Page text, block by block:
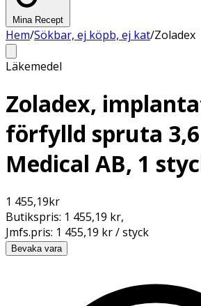
Mina Recept
Hem/Sökbar, ej köpb, ej kat/Zoladex
Läkemedel
Zoladex,
förfylld spruta 3,6
Medical AB, 1
1 455,19kr
Butikspris: 1 455,19 kr,
Jmfs.pris: 1 455,19 kr / styck
Bevaka vara